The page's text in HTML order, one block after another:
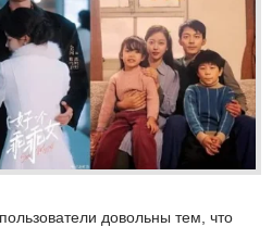
довольны тем, что